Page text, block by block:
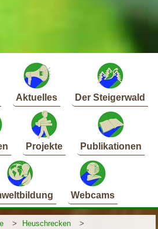
Aktuelles Der Steigerwald
Projekte Publikationen
Webcams
> Heuschrecken
>